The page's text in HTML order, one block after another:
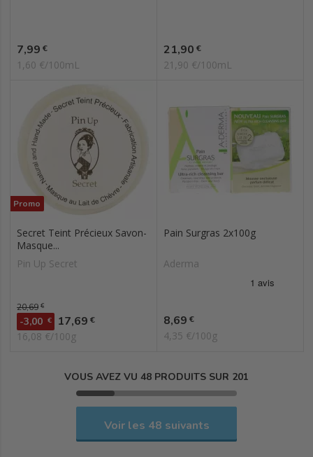
Prix
7,99 €
1,60 €/100mL
Prix
21,90 €
21,90 €/100mL
Promo
Secret Teint Précieux Savon-
Masque...
Pin Up Secret
Prix de base
20,69 €
-3,00 € Prix
17,69 €
16,08 €/100g
Pain Surgras 2x100g
Aderma
Prix
8,69 €
4,35 €/100g
VOUS AVEZ VU 48 PRODUITS SUR 201
Voir les 48 suivants